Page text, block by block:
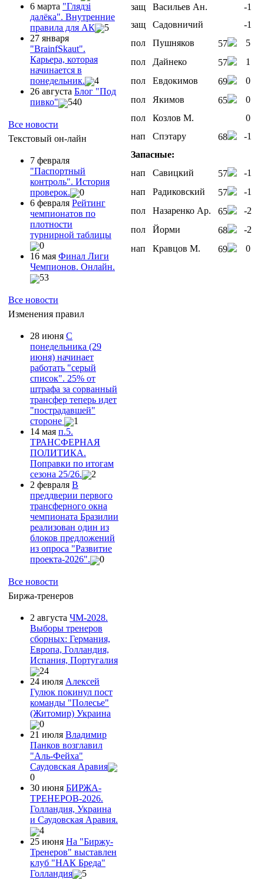
6 марта "Глядзi
далёка". Внутренние
правила для АК
5
27 января
"ВrainfSkaut".
Карьера, которая
начинается в
понедельник.
4
26 августа Блог "Под
пивко"
540
Все новости
Текстовый он-лайн
7 февраля
"Паспортный
контроль". История
проверок.
0
6 февраля Рейтинг
чемпионатов по
плотности
турнирной таблицы
0
16 мая Финал Лиги
Чемпионов. Онлайн.
53
Все новости
Изменения правил
28 июня С
понедельника (29
июня) начинает
работать "серый
список". 25% от
штрафа за сорванный
трансфер теперь идет
"пострадавшей"
стороне
1
14 мая п.5.
ТРАНСФЕРНАЯ
ПОЛИТИКА.
Поправки по итогам
сезона 25/26.
2
2 февраля В
преддверии первого
трансферного окна
чемпионата Бразилии
реализован один из
блоков предложений
из опроса "Развитие
проекта-2026".
0
Все новости
Биржа-тренеров
2 августа ЧМ-2028.
Выборы тренеров
сборных: Германия,
Европа, Голландия,
Испания, Португалия
24
24 июля Алексей
Гулюк покинул пост
команды "Полесье"
(Житомир) Украина
0
21 июля Владимир
Панков возглавил
"Аль-Фейха"
Саудовская Аравия
0
30 июня БИРЖА-
ТРЕНЕРОВ-2026.
Голландия, Украина
и Саудовская Аравия.
4
25 июня На "Биржу-
Тренеров" выставлен
клуб "НАК Бреда"
Голландия
5
защ Васильев Ан.
-1
защ
Садовничий
-1
пол
Пушняков 57
5
пол
Дайнеко 57
1
пол
Евдокимов 69
0
пол
Якимов 65
0
пол
Козлов М.
0
нап
Спэтару 68
-1
Запасные:
нап
Савицкий 57
-1
нап
Радиковский 57
-1
пол
Назаренко Ар. 65
-2
пол
Йорми 68
-2
нап
Кравцов М. 69 0